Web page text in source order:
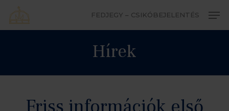
main
FEDJEGY – CSIKÓBEJELENTÉS
Hírek
Close